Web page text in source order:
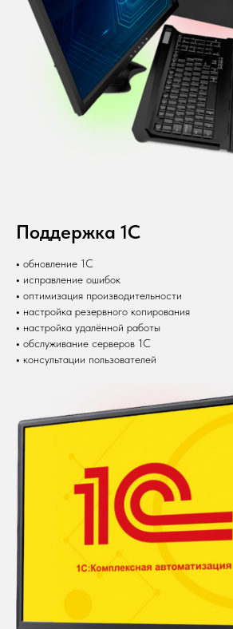
Поддержка 1С
• обновление 1С
• исправление ошибок
• оптимизация производительности
• настройка резервного копирования
• настройка удалённой работы
• обслуживание серверов 1С
• консультации пользователей